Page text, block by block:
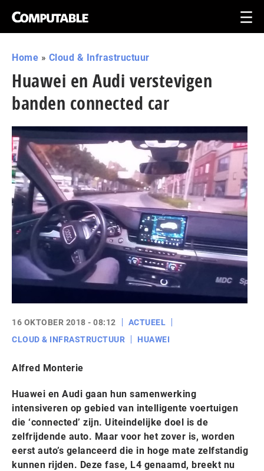
Home » Cloud & Infrastructuur
Huawei en Audi verstevigen
banden connected car
16 OKTOBER 2018 - 08:12
ACTUEEL
CLOUD & INFRASTRUCTUUR
HUAWEI
Alfred Monterie
Huawei en Audi gaan hun samenwerking
intensiveren op gebied van intelligente voertuigen
die ‘connected’ zijn. Uiteindelijke doel is de
zelfrijdende auto. Maar voor het zover is, worden
eerst auto’s gelanceerd die in hoge mate zelfstandig
kunnen rijden. Deze fase, L4 genaamd, breekt nu